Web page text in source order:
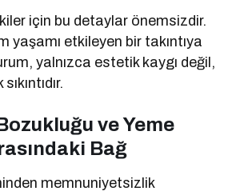
için bu detaylar önemsizdir.
yaşamı etkileyen bir takıntıya
yalnızca estetik kaygı değil,
ve Yeme
Bağ
memnuniyetsizlik